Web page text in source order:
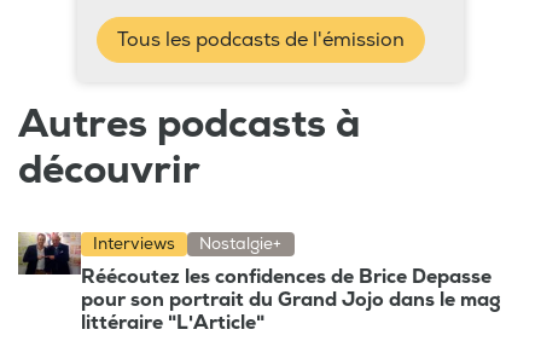
Tous les podcasts de l'émission
Autres podcasts à
découvrir
Interviews Nostalgie+
Réécoutez les confidences de Brice Depasse
pour son portrait du Grand Jojo dans le mag
littéraire "L'Article"